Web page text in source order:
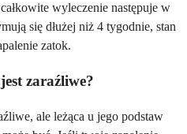
wyleczenie następuje w
się dłużej niż 4 tygodnie, stan
zatok.
zaraźliwe?
ale leżąca u jego podstaw